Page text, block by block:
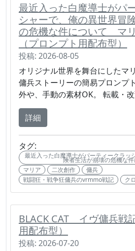
最近入った白魔導士がパ
シャーで、俺の異世界冒
の危機な件について マ
（プロンプト用配布型）
投稿: 2026-08-05
オリジナル世界を舞台にしたマ
傭兵ストーリーの簡易プロンプ
外や、手動の素材OK。 転載・
詳細
タグ:
最近入った白魔導士がパーティークラッ
険者生活が崩壊の危機な
マリア
二次創作
傭兵
戦闘狂・戦争狂傭兵のvrmmo戦記
ク
BLACK CAT イヴ傭兵戦
用配布型）
投稿: 2026-07-20